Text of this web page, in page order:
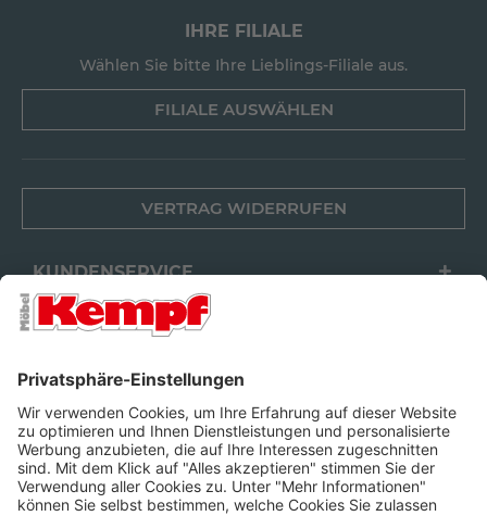
IHRE FILIALE
Wählen Sie bitte Ihre Lieblings-Filiale aus.
FILIALE AUSWÄHLEN
VERTRAG WIDERRUFEN
KUNDENSERVICE
FILIALEN
FOLGEN SIE UNS